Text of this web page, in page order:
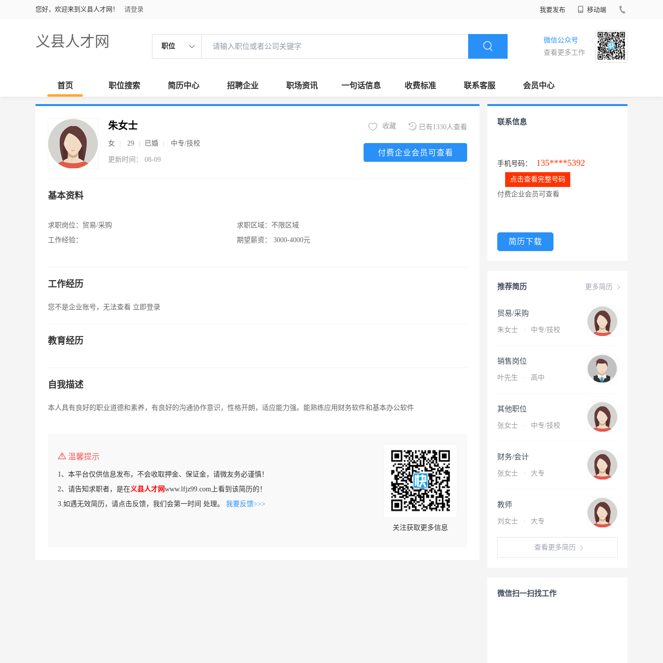
您好，欢迎来到义县人才网！ 请登录 我要发布 移动端
义县人才网 职位
微信公众号
查看更多工作
首页 职位搜索 简历中心 招聘企业 职场资讯 一句话信息 收费标准 联系客服 会员中心
朱女士
女 29 已婚 中专/技校
更新时间： 08-09
已有1330人查看
收藏
付费企业会员可查看
基本资料
求职岗位： 贸易/采购
工作经验：
求职区域： 不限区域
期望薪资：
3000-4000元
工作经历
您不是企业账号，无法查看 立即登录
教育经历
自我描述
本人具有良好的职业道德和素养，有良好的沟通协作意识，性格开朗，适应能力强。能熟练应用财务软件和基本办公软件
温馨提示
1、本平台仅供信息发布，不会收取押金、保证金，请微友务必谨慎！
2、请告知求职者，是在义县人才网www.lfjz99.com上看到该简历的！
3.如遇无效简历，请点击反馈，我们会第一时间 处理。 我要反馈>>>
关注获取更多信息
联系信息
手机号码： 135****5392
点击查看完整号码
付费企业会员可查看
简历下载
更多简历
推荐简历
贸易/采购
朱女士 · 中专/技校
销售岗位
叶先生 · 高中
其他职位
张女士 · 中专/技校
财务/会计
张女士 · 大专
教师
刘女士 · 大专
查看更多简历
微信扫一扫找工作